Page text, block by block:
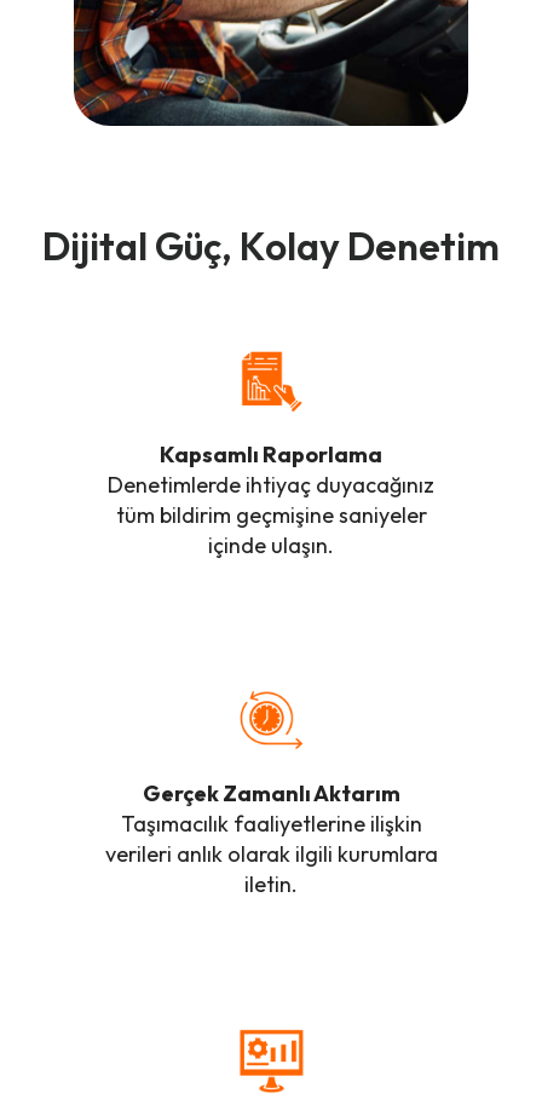
Dijital Güç, Kolay Denetim
Gerçek Zamanlı Aktarım
Taşımacılık faaliyetlerine ilişkin
verileri anlık olarak ilgili kurumlara
iletin.
Kapsamlı Raporlama
Denetimlerde ihtiyaç duyacağınız
tüm bildirim geçmişine saniyeler
içinde ulaşın.